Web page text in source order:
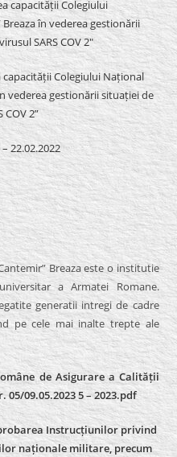
capacității Colegiului
în vederea gestionării
SARS COV 2″
Colegiului Național
vederea gestionării situației de
2”
22.02.2022
Breaza este o institutie
a Armatei Romane.
generatii intregi de cadre
pe cele mai inalte trepte ale
de Asigurare a Calității
09.05.2023 5 – 2023.pdf
Instrucțiunilor privind
naționale militare, precum